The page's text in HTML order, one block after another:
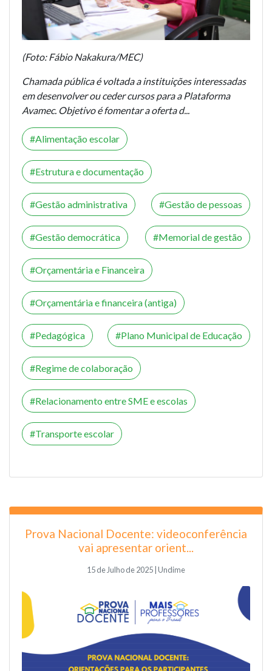
(Foto: Fábio Nakakura/MEC)
Chamada pública é voltada a instituições interessadas
em desenvolver ou ceder cursos para a Plataforma
Avamec. Objetivo é fomentar a oferta d...
Alimentação escolar
Estrutura e documentação
Gestão administrativa Gestão de pessoas
Gestão democrática Memorial de gestão
Orçamentária e Financeira
Orçamentária e financeira (antiga)
Pedagógica Plano Municipal de Educação
Regime de colaboração
Relacionamento entre SME e escolas
Transporte escolar
Prova Nacional Docente: videoconferência
vai apresentar orient...
15 de Julho de 2025 | Undime